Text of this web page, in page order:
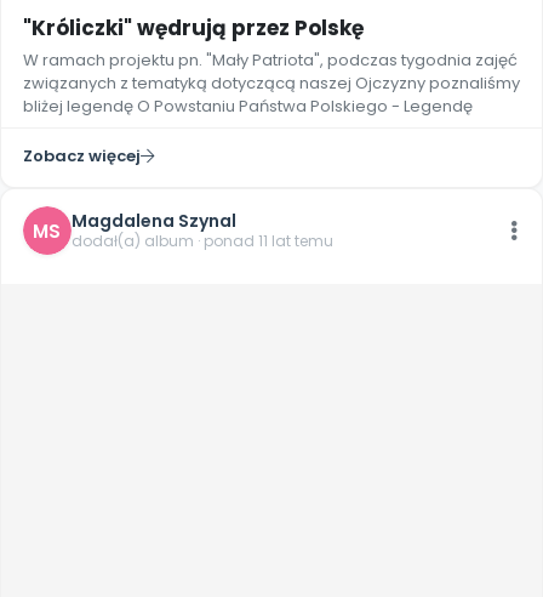
"Króliczki" wędrują przez Polskę
W ramach projektu pn. "Mały Patriota", podczas tygodnia zajęć
związanych z tematyką dotyczącą naszej Ojczyzny poznaliśmy
bliżej legendę O Powstaniu Państwa Polskiego - Legendę
Zobacz więcej
MS Magdalena Szynal
dodał(a) album · ponad 11 lat temu